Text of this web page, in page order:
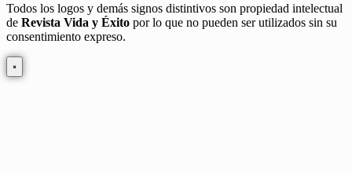
Todos los logos y demás signos distintivos son propiedad intelectual
de Revista Vida y Éxito por lo que no pueden ser utilizados sin su
consentimiento expreso.
×